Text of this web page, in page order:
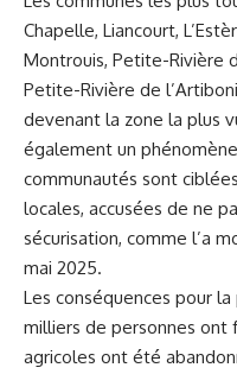
Chapelle, Liancourt,
Montrouis, Petite-Rivière
Petite-Rivière de
devenant la zone la plus
également un
communautés sont
locales, accusées de ne
sécurisation, comme l’a
mai 2025.
Les conséquences pour
milliers de personnes ont
agricoles ont été